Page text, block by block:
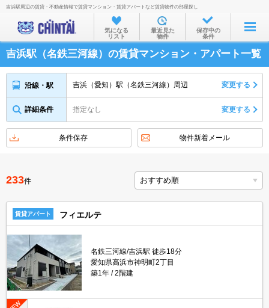
お部屋を探す
沿線・駅から
住所から
家賃相場から
物件特集から
不動産会社から
TOP
吉浜駅周辺の賃貸・不動産情報で賃貸マンション・賃貸アパートなど賃貸物件の部屋探し
気になる
リスト
最近見た
物件
保存中の
条件
吉浜駅（名鉄三河線）の賃貸マンション・アパート一覧
沿線・駅 吉浜（愛知）駅（名鉄三河線）周辺 変更する
詳細条件 指定なし 変更する
条件保存 物件新着メール
233件
賃貸アパート フィエルテ
名鉄三河線/吉浜駅 徒歩18分
愛知県高浜市神明町2丁目
築1年
2階建